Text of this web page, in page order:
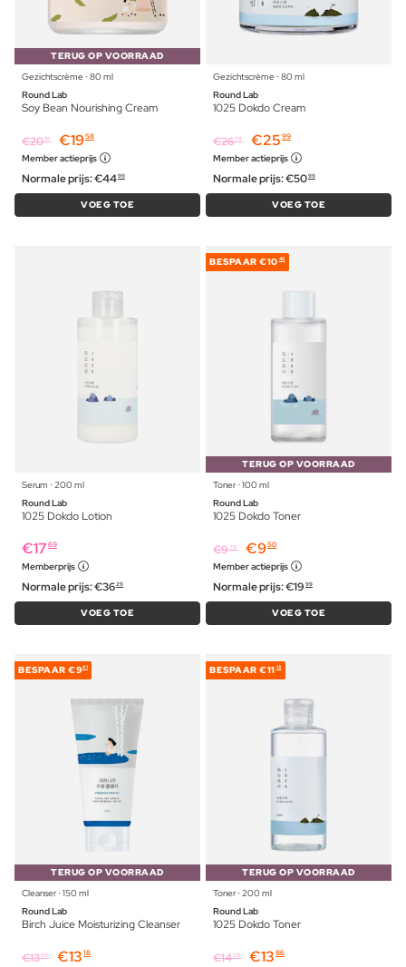
TERUG OP VOORRAAD
Gezichtscrème ⋅ 80 ml
Round Lab
Soy Bean Nourishing Cream
€2019 €1958
Member actieprijs
Normale prijs:€4499
VOEG TOE
Gezichtscrème ⋅ 80 ml
Round Lab
1025 Dokdo Cream
€2679 €25 99
Member actieprijs
Normale prijs:€5099
VOEG TOE
Serum ⋅ 200 ml
Round Lab
1025 Dokdo Lotion
€17 69
Memberprijs
Normale prijs:€3629
VOEG TOE
BESPAAR €10 49
TERUG OP VOORRAAD
Toner ⋅ 100 ml
Round Lab
1025 Dokdo Toner
€979 €950
Member actieprijs
Normale prijs:€19 99
VOEG TOE
BESPAAR €981
TERUG OP VOORRAAD
Cleanser ⋅ 150 ml
Round Lab
Birch Juice Moisturizing Cleanser
€1359 €13 18
BESPAAR €11 13
TERUG OP VOORRAAD
Toner ⋅ 200 ml
Round Lab
1025 Dokdo Toner
€1429 €13 86